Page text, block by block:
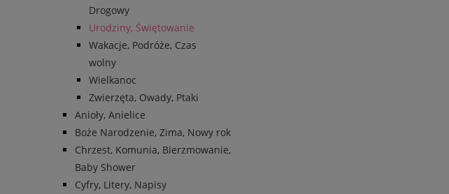
Drogowy
Urodziny, Świętowanie
Wakacje, Podróże, Czas
wolny
Wielkanoc
Zwierzęta, Owady, Ptaki
Anioły, Anielice
Boże Narodzenie, Zima, Nowy rok
Chrzest, Komunia, Bierzmowanie,
Baby Shower
Cyfry, Litery, Napisy